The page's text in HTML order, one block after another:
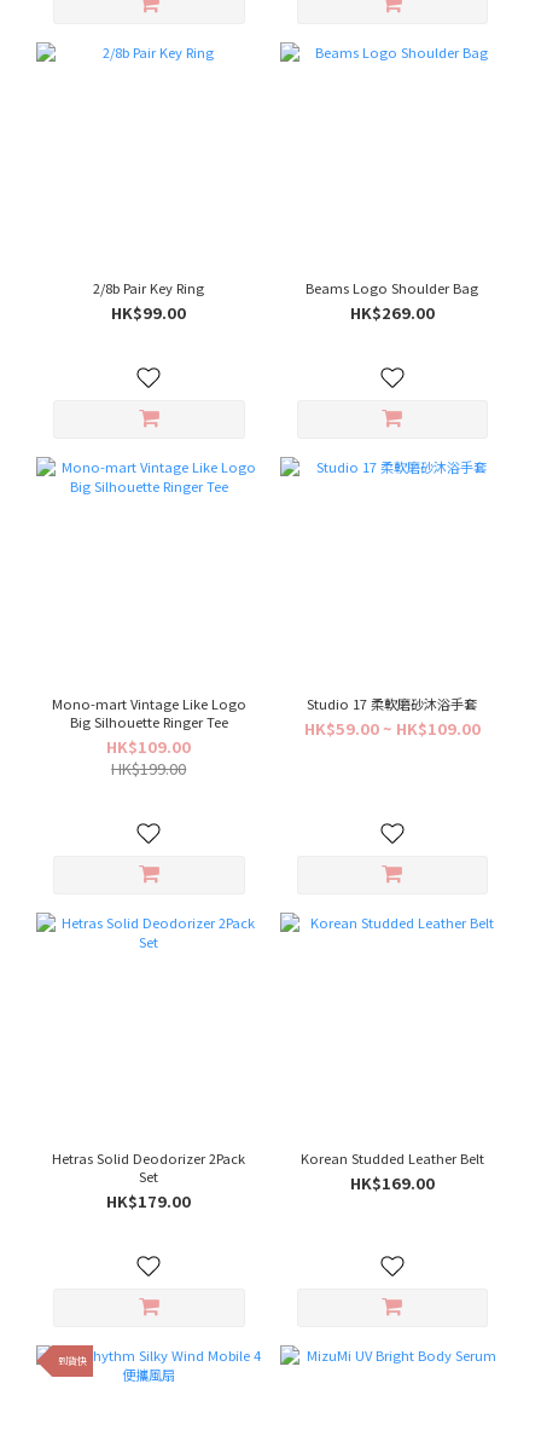
2/8b Pair Key Ring
HK$99.00
Beams Logo Shoulder Bag
HK$269.00
Mono-mart Vintage Like Logo
Big Silhouette Ringer Tee
HK$109.00
HK$199.00
Studio 17 柔軟磨砂沐浴手套
HK$59.00 ~ HK$109.00
Hetras Solid Deodorizer 2Pack
Set
HK$179.00
Korean Studded Leather Belt
HK$169.00
到貨快